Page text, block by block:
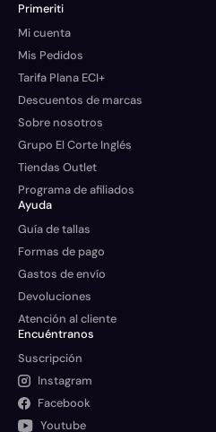
Primeriti
Mi cuenta
Mis Pedidos
Tarifa Plana ECI+
Descuentos de marcas
Sobre nosotros
Grupo El Corte Inglés
Tiendas Outlet
Programa de afiliados
Ayuda
Guía de tallas
Formas de pago
Gastos de envío
Devoluciones
Atención al cliente
Encuéntranos
Suscripción
Instagram
Facebook
Youtube